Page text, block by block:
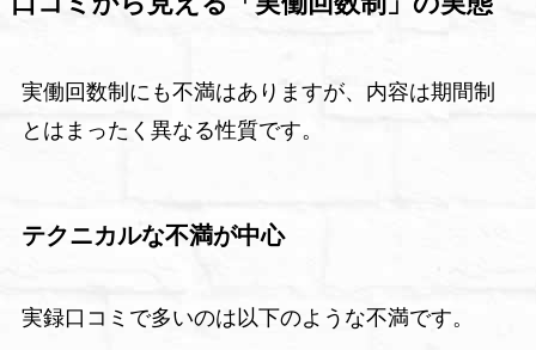
実働回数制にも不満はありますが、内容は期間制
とはまったく異なる性質です。
テクニカルな不満が中心
実録口コミで多いのは以下のような不満です。